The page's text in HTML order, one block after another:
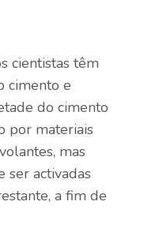
cientistas têm
cimento e
do cimento
por materiais
mas
ser activadas
a fim de